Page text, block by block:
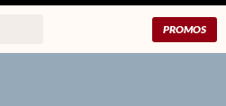
PROMOS